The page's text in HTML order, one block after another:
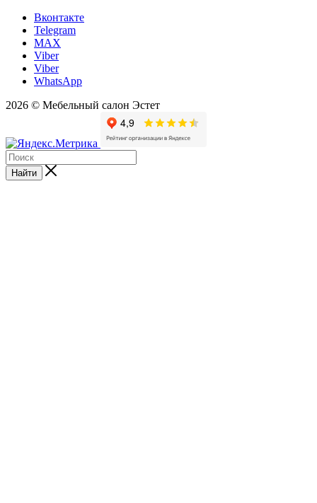
Вконтакте
Telegram
MAX
Viber
Viber
WhatsApp
2026 © Мебельный салон Эстет
Найти